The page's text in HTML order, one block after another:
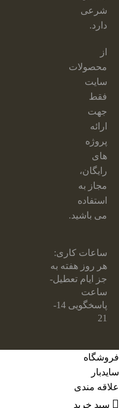
شرعی
دارد.
از
محصولات
سایت
فقط
جهت
ارائه
پروژه
های
رایگان،
مجاز به
استفاده
می باشید.
ساعات کاری:
هر روز هفته به
جز ایام تعطیل-
ساعت
پاسخگویی 14-
21
فروشگاه
سایدبار
علاقه مندی
سبد خرید